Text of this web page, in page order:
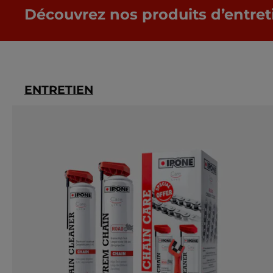
Découvrez nos produits
ENTRETIEN